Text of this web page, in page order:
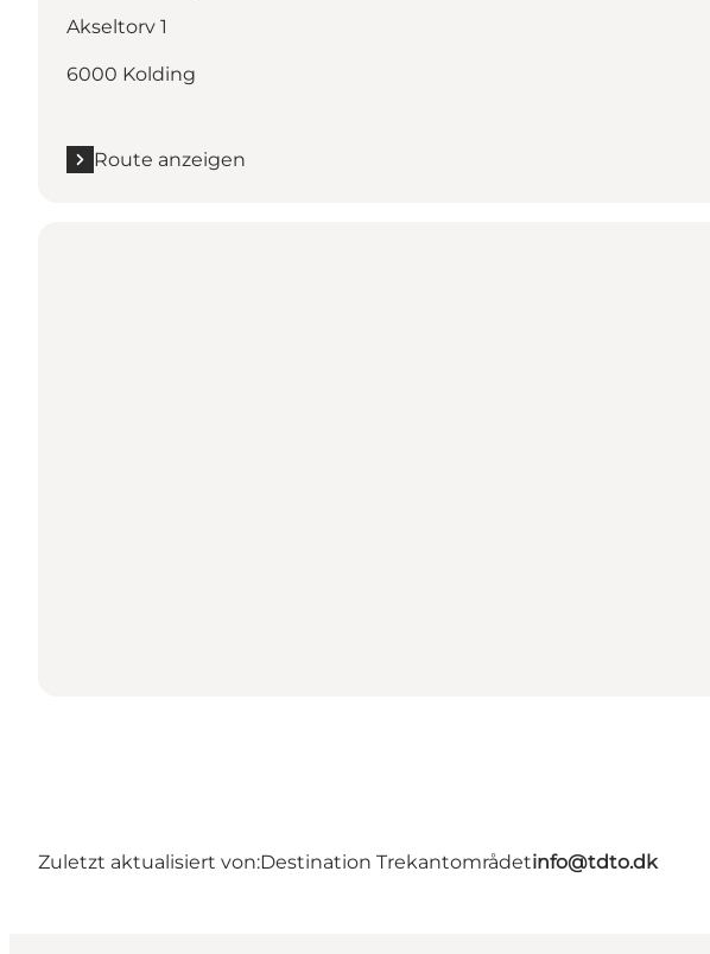
Akseltorv 1
6000 Kolding
Route anzeigen
Zuletzt aktualisiert von:Destination Trekantområdetinfo@tdto.dk